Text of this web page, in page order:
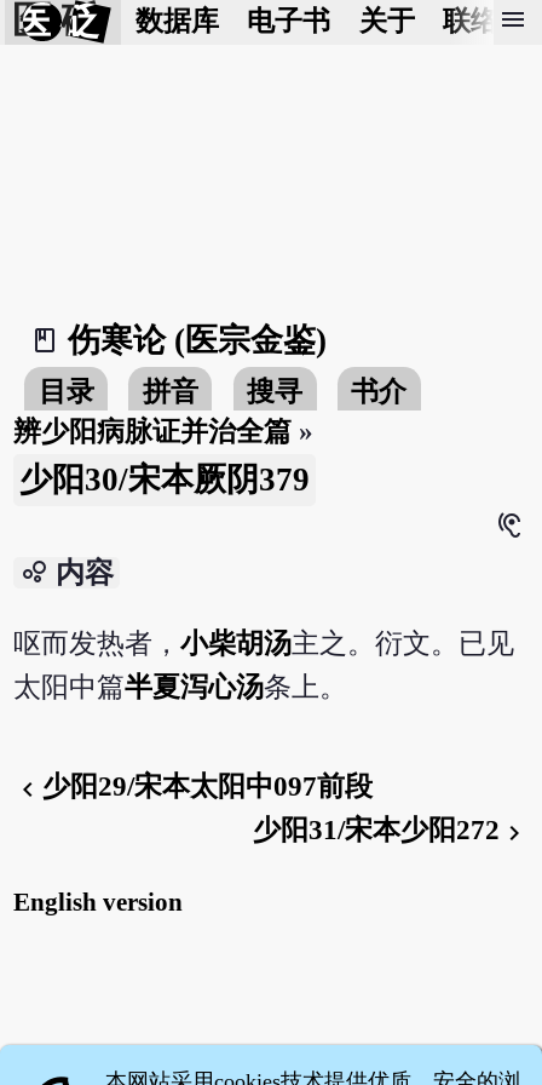
医 砭 数据库 电子书 关于 联络我
menu
book_2
伤寒论 (医宗金鉴)
目录 拼音 搜寻
书介
辨少阳病脉证并治全篇 »
少阳30/宋本厥阴379
hearing
bubble_chart 内容
呕而发热者，小柴胡汤主之。衍文。已见
太阳中篇半夏泻心汤条上。
chevron_left少阳29/宋本太阳中097前段
少阳31/宋本少阳272 chevron_right
English version